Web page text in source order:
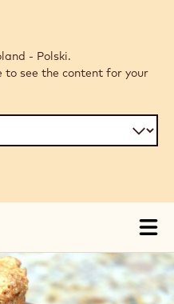
- Polski.
to see the content for your